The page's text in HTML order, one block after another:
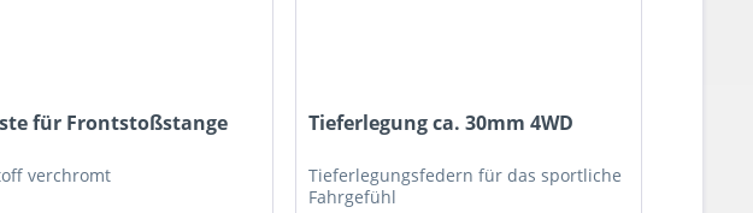
für Frontstoßstange
verchromt
Tieferlegung ca. 30mm 4WD
Tieferlegungsfedern für das sportliche
Fahrgefühl